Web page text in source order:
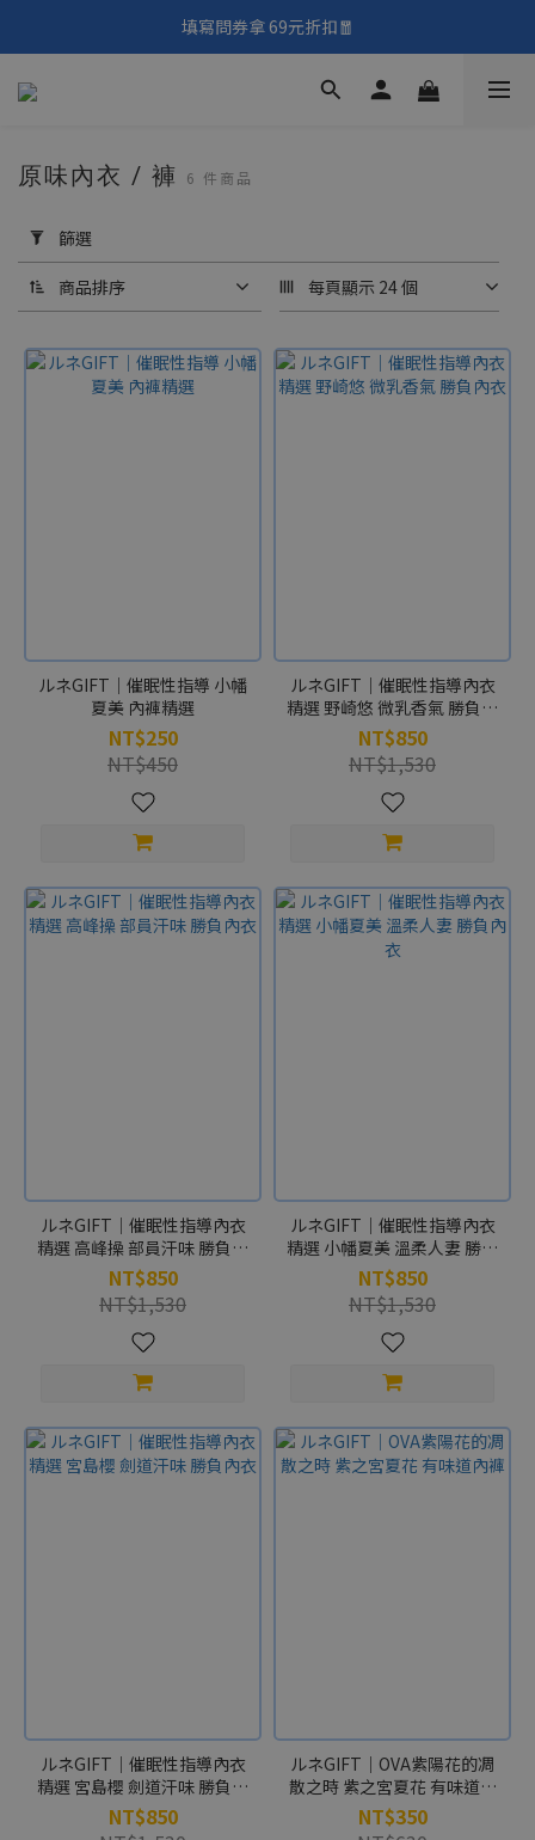
🎑《仲夏夜之淫夢》野獸先輩主題展！🙌點我看活動內容🙌
填寫問券拿 69元折扣🧧
🎑《仲夏夜之淫夢》野獸先輩主題展！🙌點我看活動內容🙌
用
篩
選
(0/20)
價格
原味內衣 / 褲 6 件商品
篩選
商品排序 每頁顯示 24 個
ルネGIFT｜催眠性指導 小幡
夏美 內褲精選
NT$250
NT$450
ルネGIFT｜催眠性指導內衣
精選 野崎悠 微乳香氣 勝負內
衣
NT$850
NT$1,530
ルネGIFT｜催眠性指導內衣
精選 高峰操 部員汗味 勝負內
衣
NT$850
NT$1,530
ルネGIFT｜催眠性指導內衣
精選 小幡夏美 溫柔人妻 勝負
內衣
NT$850
NT$1,530
ルネGIFT｜催眠性指導內衣
精選 宮島櫻 劍道汗味 勝負內
衣
NT$850
ルネGIFT｜OVA紫陽花的凋
散之時 紫之宮夏花 有味道內
褲
NT$350